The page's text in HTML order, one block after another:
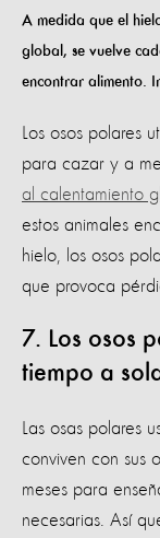
A medida que el
global, se vuelve
encontrar alimento.
Los osos polares
para cazar y a
al calentamiento
estos animales
hielo, los osos
que provoca
7. Los osos
tiempo a
Las osas polares
conviven con sus
meses para
necesarias. Así